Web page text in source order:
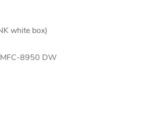
white box)
8950 DW